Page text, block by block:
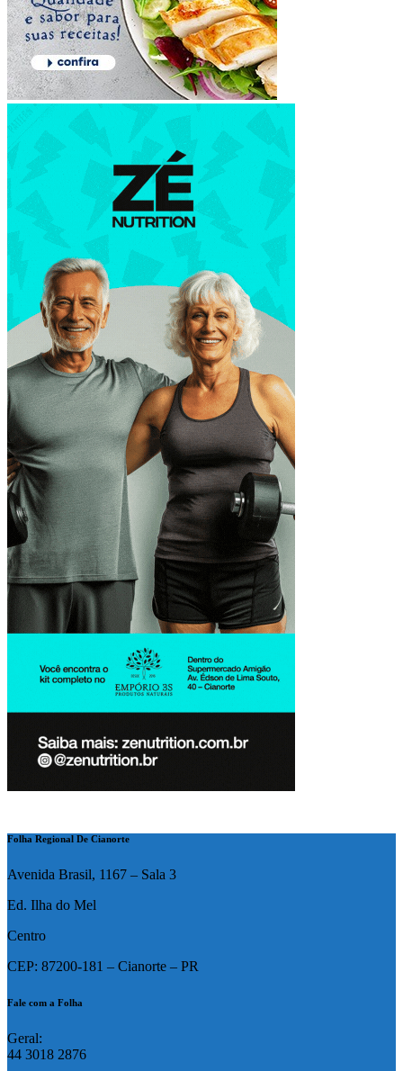
Folha Regional De Cianorte
Avenida Brasil, 1167 – Sala 3
Ed. Ilha do Mel
Centro
CEP: 87200-181 – Cianorte – PR
Fale com a Folha
Geral:
44 3018 2876